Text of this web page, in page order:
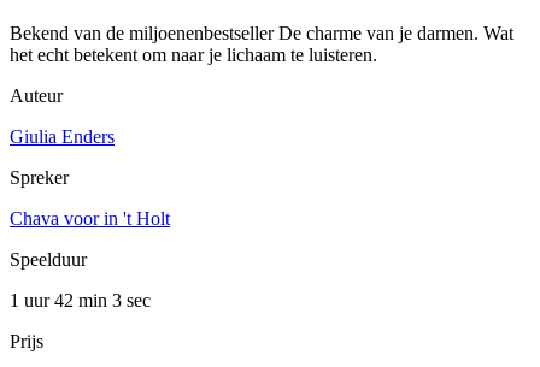
Bekend van de miljoenenbestseller De charme van je darmen. Wat
het echt betekent om naar je lichaam te luisteren.
Auteur
Giulia Enders
Spreker
Chava voor in 't Holt
Speelduur
1 uur 42 min 3 sec
Prijs